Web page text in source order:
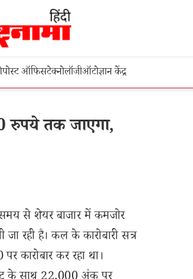
पोस्ट ऑफिसटेक्नोलॉजीऑटोज्ञान केंद्र
रुपये तक जाएगा,
से शेयर बाजार में कमजोर
रही है। कल के कारोबारी सत्र
कर रहा था।